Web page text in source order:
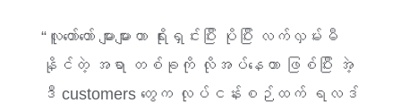
“လူတော်တော် များများဟာ ရိုးရှင်းပြီး ပိုပြီး လက်လှမ်းမီ
နိုင်တဲ့ အရာ တစ်ခုကို လိုအပ်နေတာ ဖြစ်ပြီး အဲ့
ဒီ customers တွေက လုပ်ငန်းစဉ်ထက် ရလဒ်